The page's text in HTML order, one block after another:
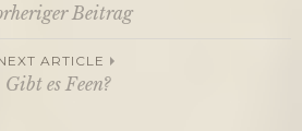
Beitrag
ARTICLE
Gibt es Feen?